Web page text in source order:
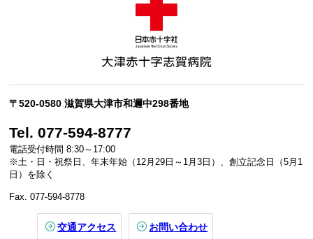
〒520-0580 滋賀県大津市和邇中298番地
Tel. 077-594-8777
電話受付時間 8:30～17:00
※土・日・祝祭日、年末年始（12月29日～1月3日）、創立記念日（5月1
日）を除く
Fax. 077-594-8778
交通アクセス お問い合わせ